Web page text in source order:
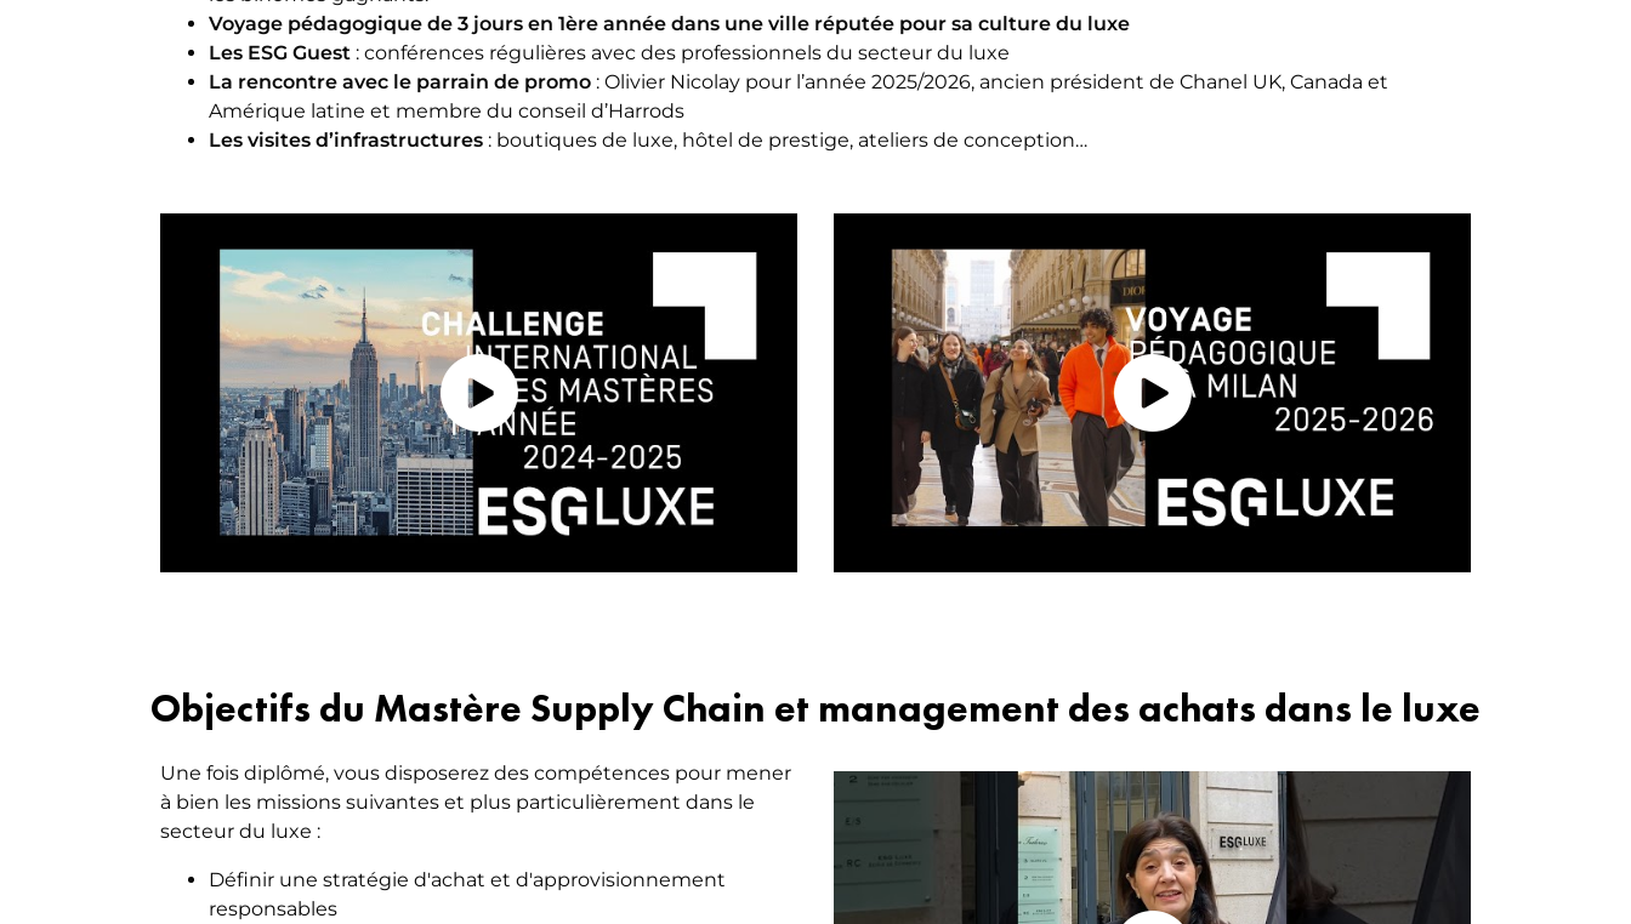
Voyage pédagogique de 3 jours en 1ère année dans une ville réputée pour sa culture du luxe
Les ESG Guest : conférences régulières avec des professionnels du secteur du luxe
La rencontre avec le parrain de promo : Olivier Nicolay pour l’année 2025/2026, ancien président de Chanel UK, Canada et
Amérique latine et membre du conseil d’Harrods
Les visites d’infrastructures : boutiques de luxe, hôtel de prestige, ateliers de conception…
année de l’ESG Luxe avec Givenchy
merchandising des grandes maisons
Objectifs du Mastère Supply Chain et management des achats dans le luxe
Une fois diplômé, vous disposerez des compétences pour mener
à bien les missions suivantes et plus particulièrement dans le
secteur du luxe :
Définir une stratégie d'achat et d'approvisionnement
responsables
Nouveau Mastère ESG Luxe : Supply Chain et
Management des Achats dans le Luxe